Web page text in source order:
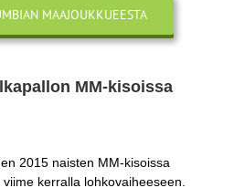
MAAJOUKKUEESTA
MM-kisoissa
2015 naisten MM-kisoissa
kerralla lohkovaiheeseen.